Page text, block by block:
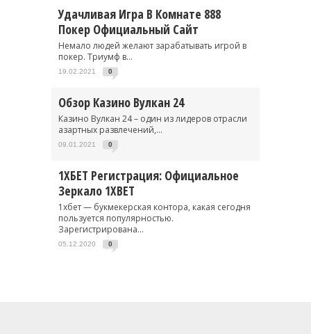
Удачливая Игра В Комнате 888
Покер Официальный Сайт
Немало людей желают зарабатывать игрой в
покер. Триумф в...
19.02.2021 0
Обзор Казино Вулкан 24
Казино Вулкан 24 – один из лидеров отрасли
азартных развлечений,...
09.01.2021 0
1ХБЕТ Регистрация: Официальное
Зеркало 1XBET
1хбет — букмекерская контора, какая сегодня
пользуется популярностью.
Зарегистрирована...
05.12.2020 0